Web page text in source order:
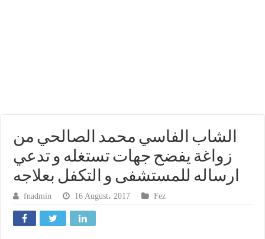
الشاب الفاسي محمد الصالحي من
زواغة يفضح جهات تستغله و تدعي
ارساله للمستشفى و التكفل بعلاجه
fnadmin 16 August، 2017 Fez